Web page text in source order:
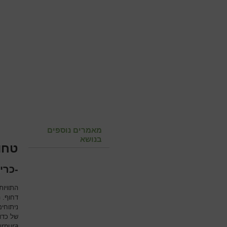
-
דחוף.
של
מאמרים נוספים
בנושא